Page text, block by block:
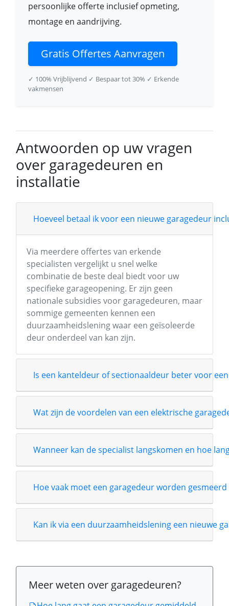
persoonlijke offerte inclusief opmeting,
montage en aandrijving.
Gratis Offertes Aanvragen
✓ 100% Vrijblijvend ✓ Bespaar tot 30% ✓ Erkende
vakmensen
Antwoorden op uw vragen
over garagedeuren en
installatie
Hoeveel betaal ik voor een nieuwe garagedeur
Via meerdere offertes van erkende
specialisten vergelijkt u snel welke
combinatie de beste deal biedt voor uw
specifieke garageopening. Er zijn geen
nationale subsidies voor garagedeuren, maar
sommige gemeenten kennen een
duurzaamheidslening waar een geïsoleerde
deur onderdeel van kan zijn.
Is een kanteldeur of sectionaaldeur beter voor
Wat zijn de voordelen van een elektrische
Wanneer kan de specialist langskomen en hoe
Hoe vaak moet een garagedeur worden
Kan ik via een duurzaamheidslening een nieuwe
Meer weten over garagedeuren?